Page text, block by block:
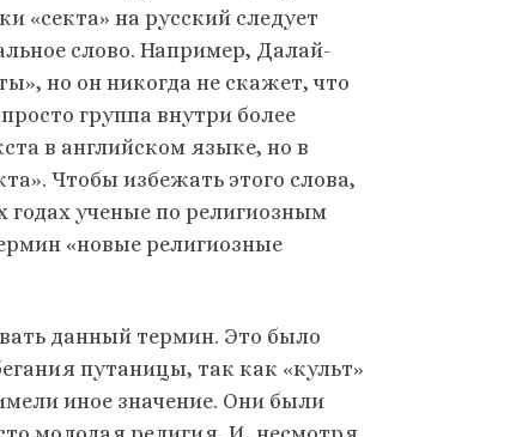
«секта» на русский следует
слово. Например, Далай-
но он никогда не скажет, что
группа внутри более
в английском языке, но в
Чтобы избежать этого слова,
годах ученые по религиозным
«новые религиозные
данный термин. Это было
путаницы, так как «культ»
иное значение. Они были